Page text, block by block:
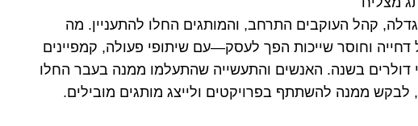
קהל העוקבים התרחב, והמותגים החלו להתעניין. מה
וחוסר שייכות הפך לעסק—עם שיתופי פעולה, קמפיינים
דולרים בשנה. האנשים והתעשייה שהתעלמו ממנה בעבר החלו
לבקש ממנה להשתתף בפרויקטים ולייצג מותגים מובילים.